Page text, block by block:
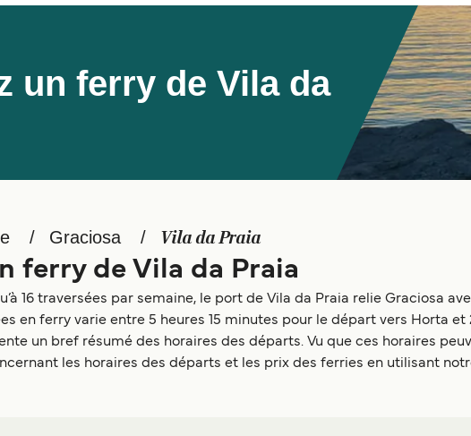
un ferry de Vila da
Graciosa Vila da Praia
ferry de Vila da Praia
16 traversées par semaine, le port de Vila da Praia relie Graciosa
en ferry varie entre 5 heures 15 minutes pour le départ vers Horta
un bref résumé des horaires des départs. Vu que ces horaires
les horaires des départs et les prix des ferries en utilisant